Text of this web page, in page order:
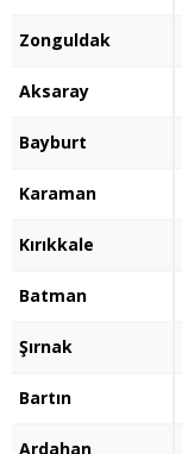
Zonguldak
Aksaray
Bayburt
Karaman
Kırıkkale
Batman
Şırnak
Bartın
Ardahan